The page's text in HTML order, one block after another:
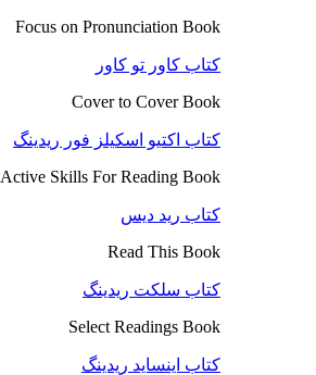
Focus on Pronunciation Book
کتاب کاور تو کاور
Cover to Cover Book
کتاب اکتیو اسکیلز فور ریدینگ
Active Skills For Reading Book
کتاب رید دیس
Read This Book
کتاب سلکت ریدینگ
Select Readings Book
کتاب اینساید ریدینگ